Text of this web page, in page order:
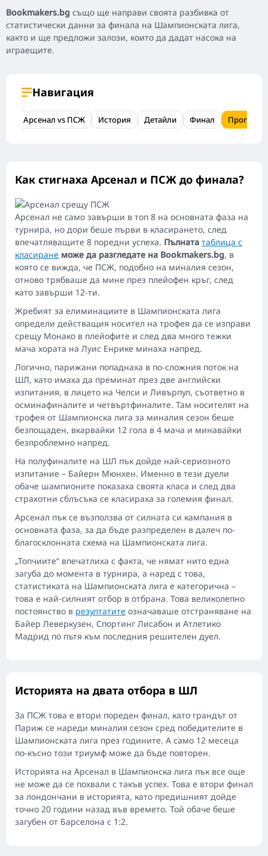
Bookmakers.bg също ще направи своята разбивка от
статистически данни за финала на Шампионската лига,
както и ще предложи залози, които да дадат насока на
играещите.
Навигация
Арсенал vs ПСЖ История Детайли Финал Прогноза
Как стигнаха Арсенал и ПСЖ до финала?
Арсенал не само завърши в топ 8 на основната фаза на
турнира, но дори беше първи в класирането, след
впечатляващите 8 поредни успеха. Пълната таблица с
класиране може да разгледате на Bookmakers.bg, в
която се вижда, че ПСЖ, подобно на миналия сезон,
отново трябваше да мине през плейофен кръг, след
като завърши 12-ти.
Жребият за елиминациите в Шампионската лига
определи действащия носител на трофея да се изправи
срещу Монако в плейофите и след два много тежки
мача хората на Луис Енрике минаха напред.
Логично, парижани попаднаха в по-сложния поток на
ШЛ, като имаха да преминат през две английски
изпитания, в лицето на Челси и Ливърпул, съответно в
осминафиналите и четвъртфиналите. Там носителят на
трофея от Шампионска лига за миналия сезон беше
безпощаден, вкарвайки 12 гола в 4 мача и минавайки
безпроблемно напред.
На полуфиналите на ШЛ пък дойде най-сериозното
изпитание – Байерн Мюнхен. Именно в тези дуели
обаче шампионите показаха своята класа и след два
страхотни сблъсъка се класираха за големия финал.
Арсенал пък се възползва от силната си кампания в
основната фаза, за да бъде разпределен в далеч по-
благосклонната схема на Шампионската лига.
„Топчиите“ впечатлиха с факта, че нямат нито една
загуба до момента в турнира, а наред с това,
статистиката на Шампионската лига е категорична –
това е най-силният отбор в отбрана. Това великолепно
постоянство в резултатите означаваше отстраняване на
Байер Леверкузен, Спортинг Лисабон и Атлетико
Мадрид по пътя към последния решителен дуел.
Историята на двата отбора в ШЛ
За ПСЖ това е втори пореден финал, като грандът от
Париж се нареди миналия сезон сред победителите в
Шампионската лига през годините. А само 12 месеца
по-късно този триумф може да бъде повторен.
Историята на Арсенал в Шампионска лига пък все още
не може да се похвали с такъв успех. Това е втори финал
за лондончани в историята, като предишният дойде
точно 20 години назад във времето. Той обаче беше
загубен от Барселона с 1:2.